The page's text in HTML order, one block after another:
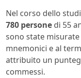
Nel corso dello
780 persone di 55
sono state
mnemonici e al
attribuito un
commessi.